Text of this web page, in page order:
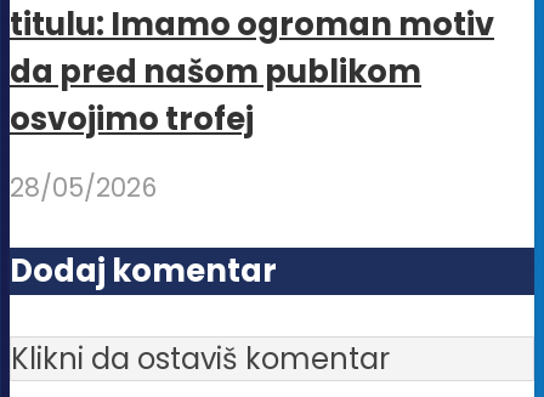
titulu: Imamo ogroman motiv
da pred našom publikom
osvojimo trofej
28/05/2026
Dodaj komentar
Klikni da ostaviš komentar